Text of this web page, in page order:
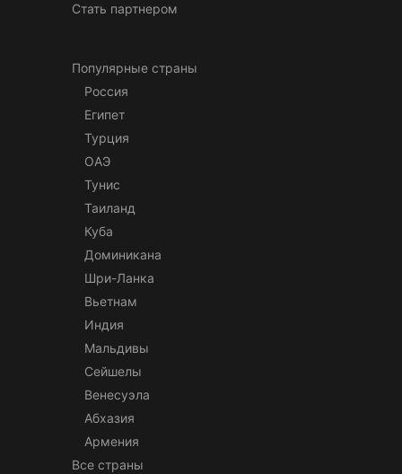
Стать партнером
Популярные страны
Россия
Египет
Турция
ОАЭ
Тунис
Таиланд
Куба
Доминикана
Шри-Ланка
Вьетнам
Индия
Мальдивы
Сейшелы
Венесуэла
Абхазия
Армения
Все страны